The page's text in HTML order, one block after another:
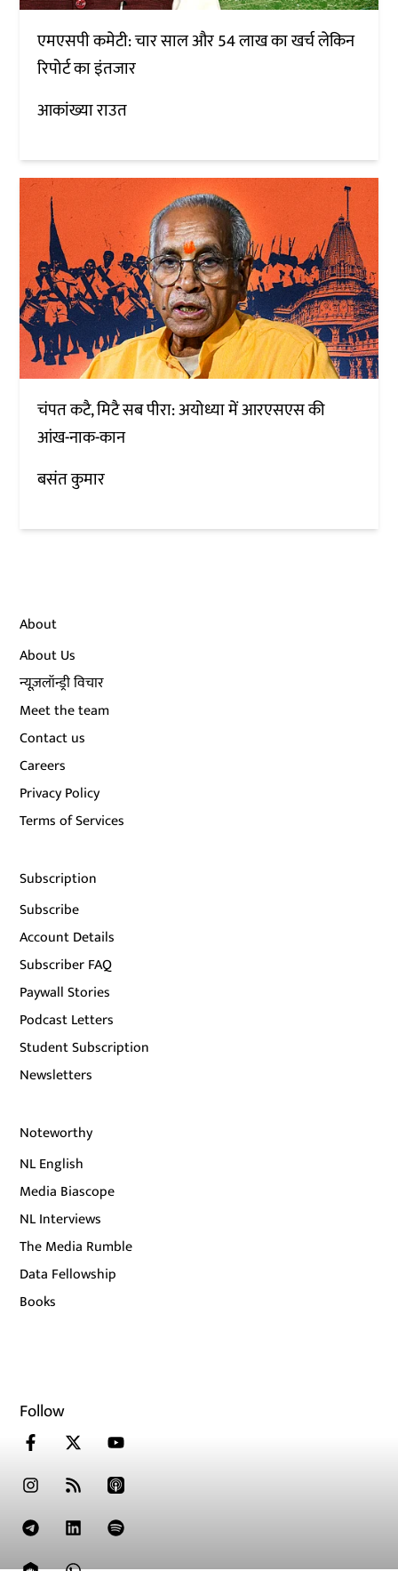
एमएसपी कमेटी: चार साल और 54 लाख का खर्च लेकिन
रिपोर्ट का इंतजार
आकांख्या राउत
चंपत कटै, मिटै सब पीरा: अयोध्या में आरएसएस की
आंख-नाक-कान
बसंत कुमार
About
About Us
न्यूज़लॉन्ड्री विचार
Meet the team
Contact us
Careers
Privacy Policy
Terms of Services
Subscription
Subscribe
Account Details
Subscriber FAQ
Paywall Stories
Podcast Letters
Student Subscription
Newsletters
Noteworthy
NL English
Media Biascope
NL Interviews
The Media Rumble
Data Fellowship
Books
Follow